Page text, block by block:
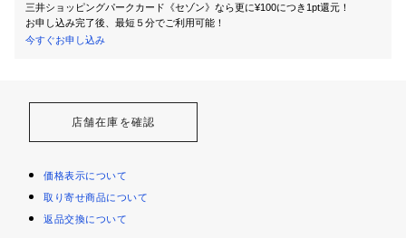
三井ショッピングパークカード《セゾン》なら更に¥100につき1pt還元！
お申し込み完了後、最短５分でご利用可能！
今すぐお申し込み
店舗在庫を確認
価格表示について
取り寄せ商品について
返品交換について